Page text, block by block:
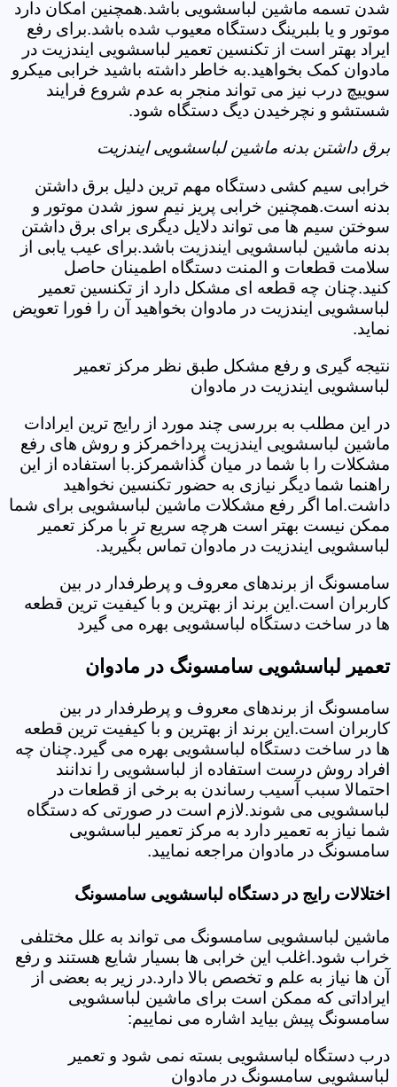
شدن تسمه ماشین لباسشویی باشد.همچنین امکان دارد
موتور و یا بلبرینگ دستگاه معیوب شده باشد.برای رفع
ایراد بهتر است از تکنسین تعمیر لباسشویی ایندزیت در
مادوان کمک بخواهید.به خاطر داشته باشید خرابی میکرو
سوییچ درب نیز می تواند منجر به عدم شروع فرایند
شستشو و نچرخیدن دیگ دستگاه شود.
برق داشتن بدنه ماشین لباسشویی ایندزیت
خرابی سیم کشی دستگاه مهم ترین دلیل برق داشتن
بدنه است.همچنین خرابی پریز نیم سوز شدن موتور و
سوختن سیم ها می تواند دلایل دیگری برای برق داشتن
بدنه ماشین لباسشویی ایندزیت باشد.برای عیب یابی از
سلامت قطعات و المنت دستگاه اطمینان حاصل
کنید.چنان چه قطعه ای مشکل دارد از تکنسین تعمیر
لباسشویی ایندزیت در مادوان بخواهید آن را فورا تعویض
نماید.
نتیجه گیری و رفع مشکل طبق نظر مرکز تعمیر
لباسشویی ایندزیت در مادوان
در این مطلب به بررسی چند مورد از رایج ترین ایرادات
ماشین لباسشویی ایندزیت پرداخمرکز و روش های رفع
مشکلات را با شما در میان گذاشمرکز.با استفاده از این
راهنما شما دیگر نیازی به حضور تکنسین نخواهید
داشت.اما اگر رفع مشکلات ماشین لباسشویی برای شما
ممکن نیست بهتر است هرچه سریع تر با مرکز تعمیر
لباسشویی ایندزیت در مادوان تماس بگیرید.
سامسونگ از برندهای معروف و پرطرفدار در بین
کاربران است.این برند از بهترین و با کیفیت ترین قطعه
ها در ساخت دستگاه لباسشویی بهره می گیرد
تعمیر لباسشویی سامسونگ در مادوان
سامسونگ از برندهای معروف و پرطرفدار در بین
کاربران است.این برند از بهترین و با کیفیت ترین قطعه
ها در ساخت دستگاه لباسشویی بهره می گیرد.چنان چه
افراد روش درست استفاده از لباسشویی را ندانند
احتمالا سبب آسیب رساندن به برخی از قطعات در
لباسشویی می شوند.لازم است در صورتی که دستگاه
شما نیاز به تعمیر دارد به مرکز تعمیر لباسشویی
سامسونگ در مادوان مراجعه نمایید.
اختلالات رایج در دستگاه لباسشویی سامسونگ
ماشین لباسشویی سامسونگ می تواند به علل مختلفی
خراب شود.اغلب این خرابی ها بسیار شایع هستند و رفع
آن ها نیاز به علم و تخصص بالا دارد.در زیر به بعضی از
ایراداتی که ممکن است برای ماشین لباسشویی
سامسونگ پیش بیاید اشاره می نماییم:
درب دستگاه لباسشویی بسته نمی شود و تعمیر
لباسشویی سامسونگ در مادوان